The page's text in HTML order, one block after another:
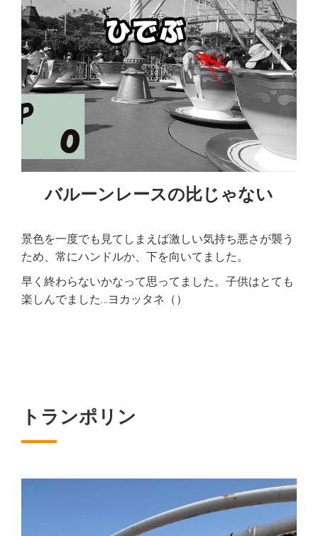
バルーンレースの比じゃない
景色を一度でも見てしまえば激しい気持ち悪さが襲う
ため、常にハンドルか、下を向いてました。
早く終わらないかなって思ってました。子供はとても
楽しんでました…ヨカッタネ（）
トランポリン